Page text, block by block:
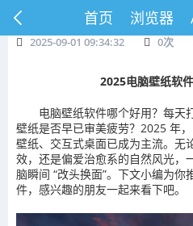
首页 浏览器
2025-09-01 09:34:32 0次
2025电脑壁纸软
电脑壁纸软件哪个好用？每天
壁纸是否早已审美疲劳？2025 年
壁纸、交互式桌面已成为主流。无
效，还是偏爱治愈系的自然风光，
脑瞬间 “改头换面”。下文小编为
件，感兴趣的朋友一起来看下吧。